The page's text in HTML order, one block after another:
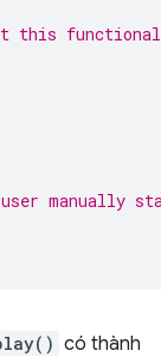
this
manually
có thành